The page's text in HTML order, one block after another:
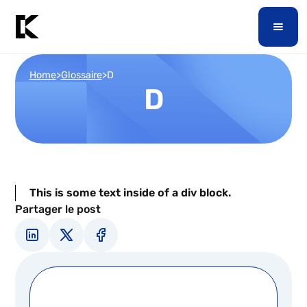
Home>Glossaire>D
D
This is some text inside of a div block.
Partager le post